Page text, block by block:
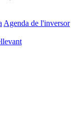
Agenda de l'inversor